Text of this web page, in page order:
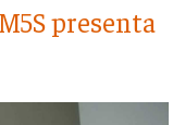
presenta